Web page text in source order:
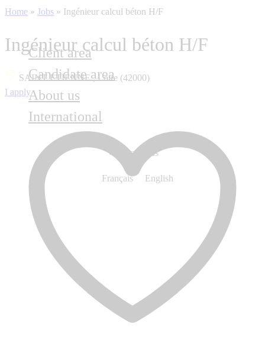
Client area
Candidate area
About us
International
Contact us
Français English
Home » Jobs » Ingénieur calcul béton H/F
Ingénieur calcul béton H/F
SAINT ETIENNE , Loire (42000)
I apply